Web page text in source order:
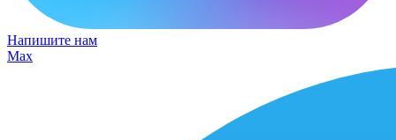
Напишите нам
Max